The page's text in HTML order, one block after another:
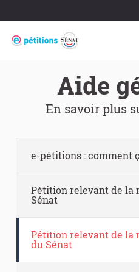
Aide
En savoir plus
e-pétitions : comment
Pétition relevant de la
Sénat
Pétition relevant de la
du Sénat